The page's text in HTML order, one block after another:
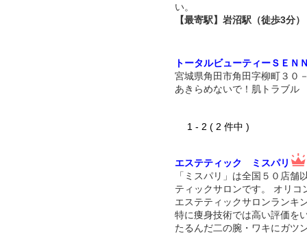
い。
【最寄駅】岩沼駅（徒歩3分
トータルビューティーＳＥＮ
宮城県角田市角田字柳町３０
あきらめないで！肌トラブル
1 - 2 ( 2 件中 )
エステティック ミスパリ
「ミスパリ」は全国５０店舗
ティックサロンです。 オリ
エステティックサロンランキ
特に痩身技術では高い評価を
たるんだ二の腕・ワキにガツ